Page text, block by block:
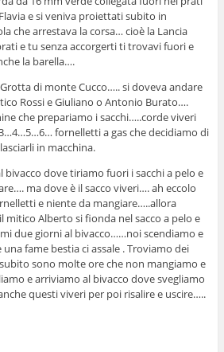
e si veniva proiettati subito in
che arrestava la corsa… cioè la Lancia
e tu senza accorgerti ti trovavi fuori e
la barella….
di monte Cucco….. si doveva andare
Rossi e Giuliano o Antonio Burato….
che prepariamo i sacchi…..corde viveri
fornelletti a gas che decidiamo di
in macchina.
dove tiriamo fuori i sacchi a pelo e
ma dove è il sacco viveri…. ah eccolo
e niente da mangiare…..allora
mitico Alberto si fionda nel sacco a pelo e
due giorni al bivacco……noi scendiamo e
fame bestia ci assale . Troviamo dei
sono molte ore che non mangiamo e
e arriviamo al bivacco dove svegliamo
questi viveri per poi risalire e uscire…..